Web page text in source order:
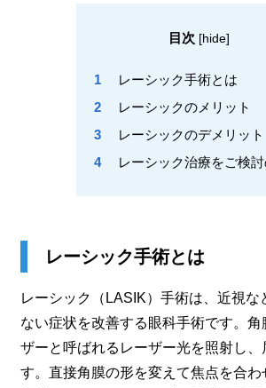
目次 [hide]
1
レーシック手術とは
2
レーシックのメリット
3
レーシックのデメリット
4
レーシック治療をご検
レーシック手術とは
レーシック（LASIK）手術は、近視な
ない症状を改善する眼科手術です。
ザーと呼ばれるレーザー光を照射し、
す。直接角膜の形を変えて焦点を合わ